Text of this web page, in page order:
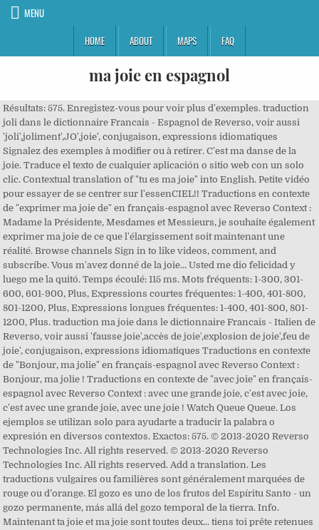
MENU
HOME
ABOUT MAPS FAQ
ma joie en espagnol
Résultats: 575. Enregistez-vous pour voir plus d'exemples. traduction
joli dans le dictionnaire Francais - Espagnol de Reverso, voir aussi
'joli',joliment',JO',joie', conjugaison, expressions idiomatiques
Signalez des exemples à modifier ou à retirer. C'est ma danse de la
joie. Traduce el texto de cualquier aplicación o sitio web con un solo
clic. Contextual translation of "tu es ma joie" into English. Petite vidéo
pour essayer de se centrer sur l'essenCIEL!! Traductions en contexte
de "exprimer ma joie de" en français-espagnol avec Reverso Context :
Madame la Présidente, Mesdames et Messieurs, je souhaite également
exprimer ma joie de ce que l'élargissement soit maintenant une
réalité. Browse channels Sign in to like videos, comment, and
subscribe. Vous m'avez donné de la joie... Usted me dio felicidad y
luego me la quitó. Temps écoulé: 115 ms. Mots fréquents: 1-300, 301-
600, 601-900, Plus, Expressions courtes fréquentes: 1-400, 401-800,
801-1200, Plus, Expressions longues fréquentes: 1-400, 401-800, 801-
1200, Plus. traduction ma joie dans le dictionnaire Francais - Italien de
Reverso, voir aussi 'fausse joie',accès de joie',explosion de joie',feu de
joie', conjugaison, expressions idiomatiques Traductions en contexte
de "Bonjour, ma jolie" en français-espagnol avec Reverso Context :
Bonjour, ma jolie ! Traductions en contexte de "avec joie" en français-
espagnol avec Reverso Context : avec une grande joie, c'est avec joie,
c'est avec une grande joie, avec une joie ! Watch Queue Queue. Los
ejemplos se utilizan solo para ayudarte a traducir la palabra o
expresión en diversos contextos. Exactos: 575. © 2013-2020 Reverso
Technologies Inc. All rights reserved. © 2013-2020 Reverso
Technologies Inc. All rights reserved. Add a translation. Les
traductions vulgaires ou familières sont généralement marquées de
rouge ou d’orange. El gozo es uno de los frutos del Espíritu Santo - un
gozo permanente, más allá del gozo temporal de la tierra. Info.
Maintenant ta joie et ma joie sont toutes deux... tiens toi prête retenues